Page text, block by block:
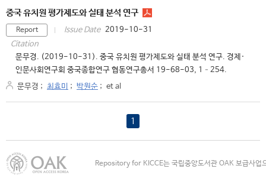
중국 유치원 평가제도와 실태 분석 연구
Report Issue Date 2019-10-31
Citation
문무경. (2019-10-31). 중국 유치원 평가제도와 실태 분석 연구. 경제·
인문사회연구회 중국종합연구 협동연구총서 19-68-03, 1–254.
문무경 ; 최효미 ; 박원순 ; et al
1
Repository for KICCE는 국립중앙도서관 OAK 보급사업